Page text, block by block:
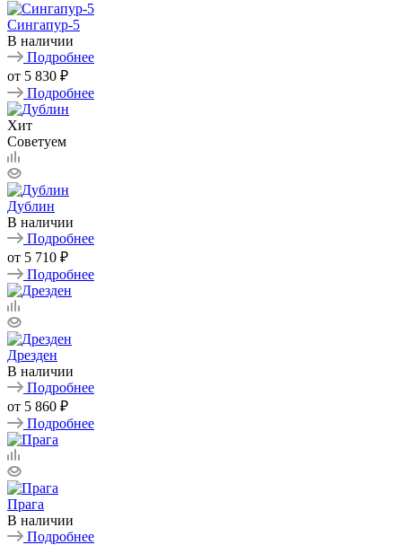
Сингапур-5
В наличии
Подробнее
от 5 830 ₽
Подробнее
Хит
Советуем
Дублин
В наличии
Подробнее
от 5 710 ₽
Подробнее
Дрезден
В наличии
Подробнее
от 5 860 ₽
Подробнее
Прага
В наличии
Подробнее